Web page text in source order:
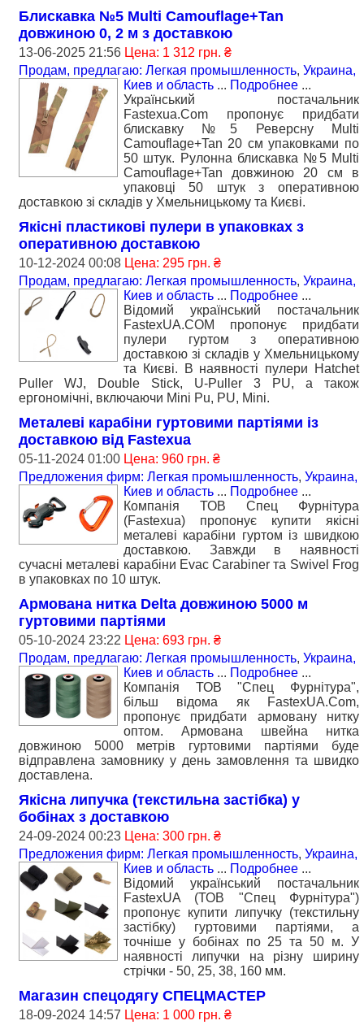
Блискавка №5 Multi Camouflage+Tan
довжиною 0, 2 м з доставкою
13-06-2025 21:56 Цена: 1 312 грн. ₴
Продам, предлагаю: Легкая промышленность, Украина,
Киев и область ... Подробнее ...
Український постачальник
Fastexua.Com пропонує придбати
блискавку №5 Реверсну Multi
Camouflage+Tan 20 см упаковками по
50 штук. Рулонна блискавка №5 Multi
Camouflage+Tan довжиною 20 см в
упаковці 50 штук з оперативною
доставкою зі складів у Хмельницькому та Києві.
Якісні пластикові пулери в упаковках з
оперативною доставкою
10-12-2024 00:08 Цена: 295 грн. ₴
Продам, предлагаю: Легкая промышленность, Украина,
Киев и область ... Подробнее ...
Відомий український постачальник
FastexUA.COM пропонує придбати
пулери гуртом з оперативною
доставкою зі складів у Хмельницькому
та Києві. В наявності пулери Hatchet
Puller WJ, Double Stick, U-Puller 3 PU, а також
ергономічні, включаючи Mini Pu, PU, Mini.
Металеві карабіни гуртовими партіями із
доставкою від Fastexua
05-11-2024 01:00 Цена: 960 грн. ₴
Предложения фирм: Легкая промышленность, Украина,
Киев и область ... Подробнее ...
Компанія ТОВ Спец Фурнітура
(Fastexua) пропонує купити якісні
металеві карабіни гуртом із швидкою
доставкою. Завжди в наявності
сучасні металеві карабіни Evac Carabiner та Swivel Frog
в упаковках по 10 штук.
Армована нитка Delta довжиною 5000 м
гуртовими партіями
05-10-2024 23:22 Цена: 693 грн. ₴
Продам, предлагаю: Легкая промышленность, Украина,
Киев и область ... Подробнее ...
Компанія ТОВ "Спец Фурнітура",
більш відома як FastexUA.Com,
пропонує придбати армовану нитку
оптом. Армована швейна нитка
довжиною 5000 метрів гуртовими партіями буде
відправлена замовнику у день замовлення та швидко
доставлена.
Якісна липучка (текстильна застібка) у
бобінах з доставкою
24-09-2024 00:23 Цена: 300 грн. ₴
Предложения фирм: Легкая промышленность, Украина,
Киев и область ... Подробнее ...
Відомий український постачальник
FastexUA (ТОВ "Спец Фурнітура")
пропонує купити липучку (текстильну
застібку) гуртовими партіями, а
точніше у бобінах по 25 та 50 м. У
наявності липучки на різну ширину
стрічки - 50, 25, 38, 160 мм.
Магазин спецодягу СПЕЦМАСТЕР
18-09-2024 14:57 Цена: 1 000 грн. ₴